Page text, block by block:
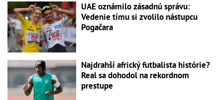
UAE oznámilo zásadnú správu:
Vedenie tímu si zvolilo nástupcu
Pogačara
Najdrahší africký futbalista histórie?
Real sa dohodol na rekordnom
prestupe